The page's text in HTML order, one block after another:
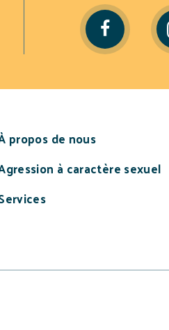
propos de nous
à caractère sexuel